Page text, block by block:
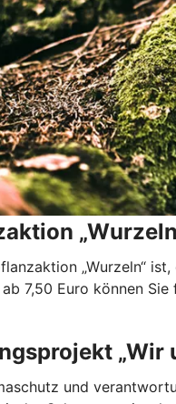
„Wurzeln“
7,50 Euro können
„Wir
und